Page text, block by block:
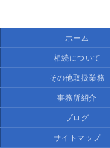
ホーム
相続について
その他取扱業務
事務所紹介
ブログ
サイトマップ